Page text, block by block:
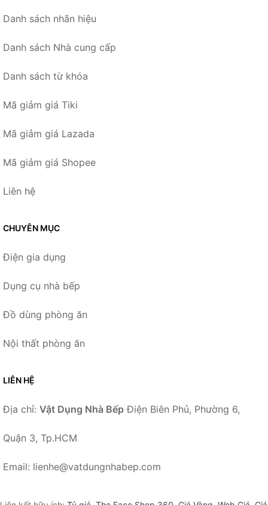
Danh sách nhãn hiệu
Danh sách Nhà cung cấp
Danh sách từ khóa
Mã giảm giá Tiki
Mã giảm giá Lazada
Mã giảm giá Shopee
Liên hệ
CHUYÊN MỤC
Điện gia dụng
Dụng cụ nhà bếp
Đồ dùng phòng ăn
Nội thất phòng ăn
LIÊN HỆ
Địa chỉ: Vật Dụng Nhà Bếp Điện Biên Phủ, Phường 6,
Quận 3, Tp.HCM
Email: lienhe@vatdungnhabep.com